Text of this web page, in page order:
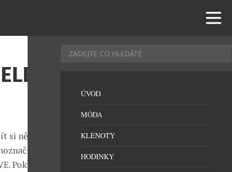
si něco
Pokud
ÚVOD
MÓDA
KLENOTY
HODINKY